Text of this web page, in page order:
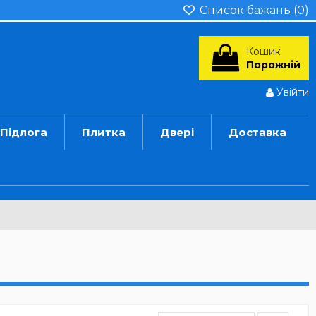
Список бажань (0)
Кошик
Порожній
Увійти
Підлога Плитка Двері Доставка